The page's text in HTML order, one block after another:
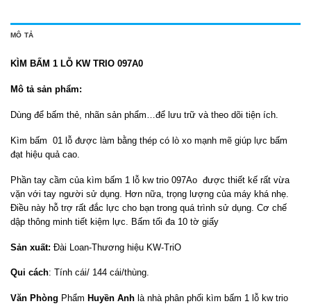
MÔ TẢ
KÌM BẤM 1 LỖ KW TRIO 097A0
Mô tả sản phẩm:
Dùng để bấm thẻ, nhãn sản phẩm…để lưu trữ và theo dõi tiện ích.
Kìm bấm 01 lỗ được làm bằng thép có lò xo mạnh mẽ giúp lực bấm
đạt hiệu quả cao.
Phần tay cầm của kìm bấm 1 lỗ kw trio 097Ao được thiết kế rất vừa
vặn với tay người sử dụng. Hơn nữa, trọng lượng của máy khá nhẹ.
Điều này hỗ trợ rất đắc lực cho bạn trong quá trình sử dụng. Cơ chế
dập thông minh tiết kiệm lực. Bấm tối đa 10 tờ giấy
Sản xuất: Đài Loan-Thương hiệu KW-TriO
Qui cách: Tính cái/ 144 cái/thùng.
Văn Phòng Phẩm Huyền Anh là nhà phân phối kìm bấm 1 lỗ kw trio